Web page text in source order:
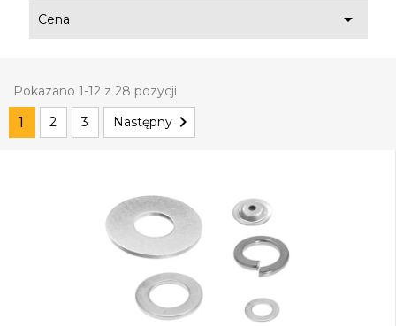
Cena 
Pokazano 1-12 z 28 pozycji
1 2 3 Następny 